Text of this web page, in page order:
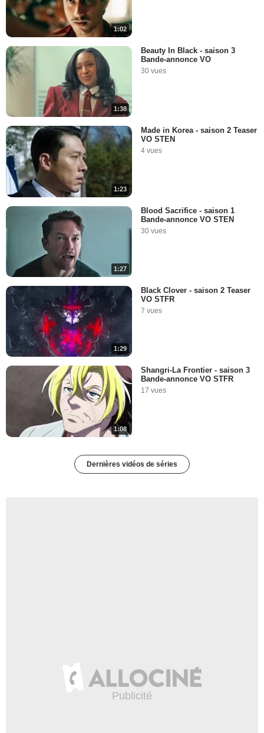
1:02
1:38
Beauty In Black - saison 3
Bande-annonce VO
30 vues
1:23
Made in Korea - saison 2 Teaser
VO STEN
4 vues
1:27
Blood Sacrifice - saison 1
Bande-annonce VO STEN
30 vues
1:29
Black Clover - saison 2 Teaser
VO STFR
7 vues
1:08
Shangri-La Frontier - saison 3
Bande-annonce VO STFR
17 vues
Dernières vidéos de séries